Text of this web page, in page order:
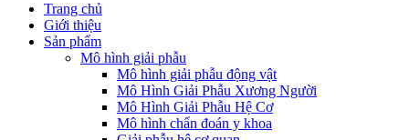
Trang chủ
Giới thiệu
Sản phẩm
Mô hình giải phẫu
Mô hình giải phẫu động vật
Mô Hình Giải Phẫu Xương Người
Mô Hình Giải Phẫu Hệ Cơ
Mô hình chẩn đoán y khoa